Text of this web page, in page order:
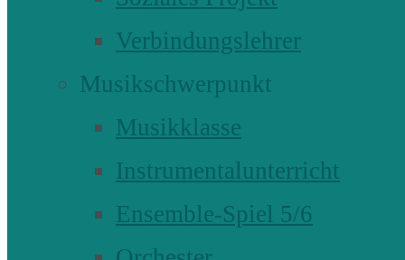
Verbindungslehrer
Musikschwerpunkt
Musikklasse
Instrumentalunterricht
Ensemble-Spiel 5/6